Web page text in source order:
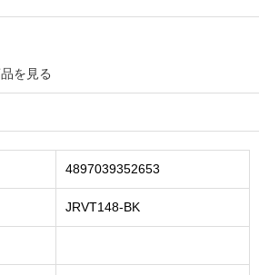
を見る
4897039352653
JRVT148-BK